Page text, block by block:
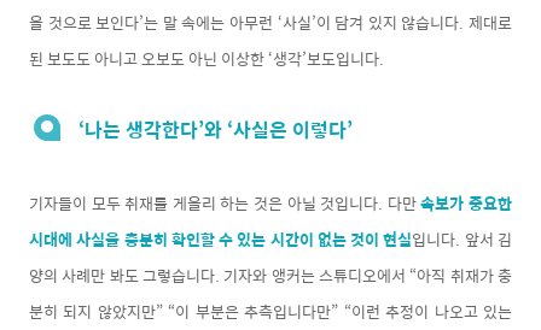
을 것으로 보인다’는 말 속에는 아무런 ‘사실’이 담겨 있지 않습니다. 제대로
된 보도도 아니고 오보도 아닌 이상한 ‘생각’보도입니다.
‘나는 생각한다’와 ‘사실은 이렇다’
기자들이 모두 취재를 게을리 하는 것은 아닐 것입니다. 다만속보가 중요한
시대에 사실을 충분히 확인할 수 있는 시간이 없는 것이 현실입니다. 앞서 김
양의 사례만 봐도 그렇습니다. 기자와 앵커는 스튜디오에서 “아직 취재가 충
분히 되지 않았지만” “이 부분은 추측입니다만” “이런 추정이 나오고 있는